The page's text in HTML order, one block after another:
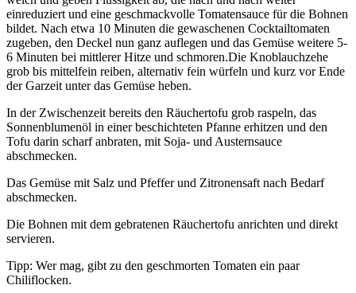
einreduziert und eine geschmackvolle Tomatensauce für die Bohnen
bildet. Nach etwa 10 Minuten die gewaschenen Cocktailtomaten
zugeben, den Deckel nun ganz auflegen und das Gemüse weitere 5-
6 Minuten bei mittlerer Hitze und schmoren.Die Knoblauchzehe
grob bis mittelfein reiben, alternativ fein würfeln und kurz vor Ende
der Garzeit unter das Gemüse heben.
In der Zwischenzeit bereits den Räuchertofu grob raspeln, das
Sonnenblumenöl in einer beschichteten Pfanne erhitzen und den
Tofu darin scharf anbraten, mit Soja- und Austernsauce
abschmecken.
Das Gemüse mit Salz und Pfeffer und Zitronensaft nach Bedarf
abschmecken.
Die Bohnen mit dem gebratenen Räuchertofu anrichten und direkt
servieren.
Tipp: Wer mag, gibt zu den geschmorten Tomaten ein paar
Chiliflocken.